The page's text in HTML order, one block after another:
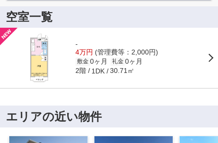
空室一覧
-
4万円 (管理費等：2,000円)
敷金 0ヶ月 礼金 0ヶ月
2階 1DK 30.71㎡
エリアの近い物件